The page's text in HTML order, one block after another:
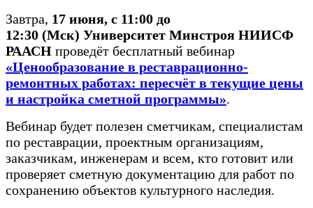
Завтра, 17 июня, с 11:00 до
12:30 (Мск) Университет Минстроя НИИСФ
РААСН проведёт бесплатный вебинар
«Ценообразование в реставрационно-
ремонтных работах: пересчёт в текущие цены
и настройка сметной программы».
Вебинар будет полезен сметчикам, специалистам
по реставрации, проектным организациям,
заказчикам, инженерам и всем, кто готовит или
проверяет сметную документацию для работ по
сохранению объектов культурного наследия.